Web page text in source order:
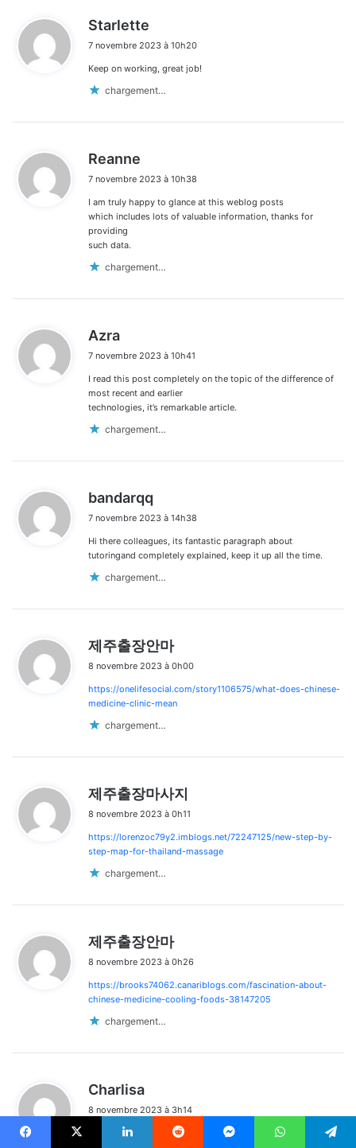
Starlette
t
7 novembre 2023 à 10h20
Keep on working, great job!
chargement…
Reanne
t
:
7 novembre 2023 à 10h38
I am truly happy to glance at this weblog posts
which includes lots of valuable information, thanks for
providing
such data.
chargement…
Azra
t
:
7 novembre 2023 à 10h41
I read this post completely on the topic of the difference of
most recent and earlier
technologies, it’s remarkable article.
chargement…
bandarqq
t
:
7 novembre 2023 à 14h38
Hi there colleagues, its fantastic paragraph about
tutoringand completely explained, keep it up all the time.
chargement…
제주출장안마
t
:
8 novembre 2023 à 0h00
https://onelifesocial.com/story1106575/what-does-chinese-
medicine-clinic-mean
chargement…
제주출장마사지
t
:
8 novembre 2023 à 0h11
https://lorenzoc79y2.imblogs.net/72247125/new-step-by-
step-map-for-thailand-massage
chargement…
제주출장안마
t
:
8 novembre 2023 à 0h26
https://brooks74062.canariblogs.com/fascination-about-
chinese-medicine-cooling-foods-38147205
chargement…
Charlisa
t
8 novembre 2023 à 3h14
My spouse and I stumbled over here by a different page and